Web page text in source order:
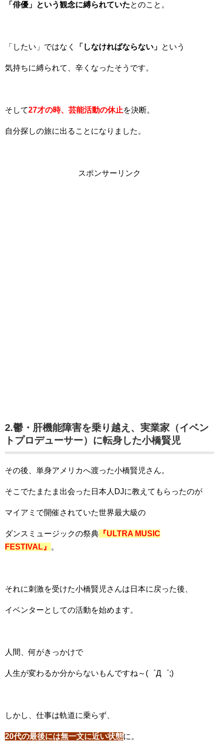
「俳優」という観念に縛られていたとのこと。
「したい」ではなく 「しなければならない」 という
気持ちに縛られて、辛くなったそうです。
そして27才の時、芸能活動の休止を決断。
自分探しの旅に出ることになりました。
スポンサーリンク
2.鬱・肝機能障害を乗り越え、実業家（イベン
トプロデューサー）に転身した小橋賢児
その後、単身アメリカへ渡った小橋賢児さん。
そこでたまたま出会った日本人DJに教えてもらったのが
マイアミで開催されていた世界最大級の
ダンスミュージックの祭典 『ULTRA MUSIC
FESTIVAL』
。
それに刺激を受けた小橋賢児さんは日本に戻った後、
イベンターとしての活動を始めます。
人間、何がきっかけで
人生が変わるか分からないもんですね～(゜Д゜;)
しかし、仕事は軌道に乗らず、
20代の最後には無一文に近い状態に。